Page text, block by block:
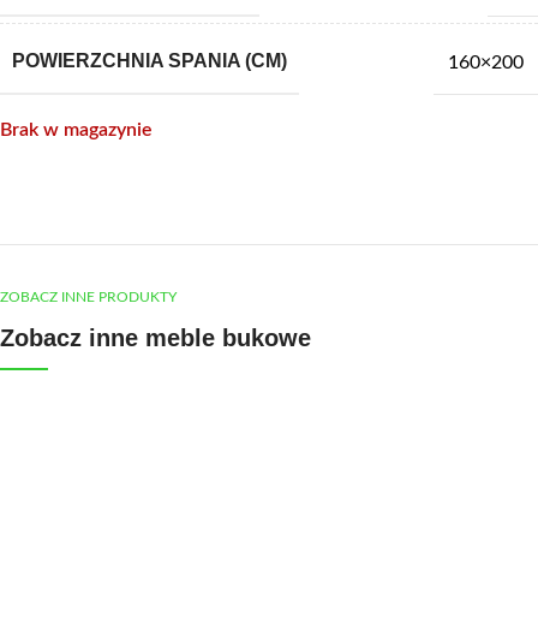
POWIERZCHNIA SPANIA (CM) 160×200
Brak w magazynie
ZOBACZ INNE PRODUKTY
Zobacz inne meble bukowe